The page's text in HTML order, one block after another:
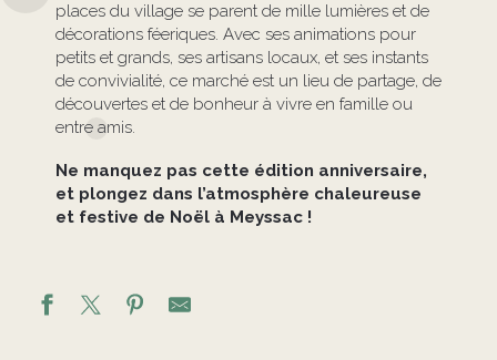
places du village se parent de mille lumières et de
décorations féeriques. Avec ses animations pour
petits et grands, ses artisans locaux, et ses instants
de convivialité, ce marché est un lieu de partage, de
découvertes et de bonheur à vivre en famille ou
entre amis.
Ne manquez pas cette édition anniversaire,
et plongez dans l’atmosphère chaleureuse
et festive de Noël à Meyssac !